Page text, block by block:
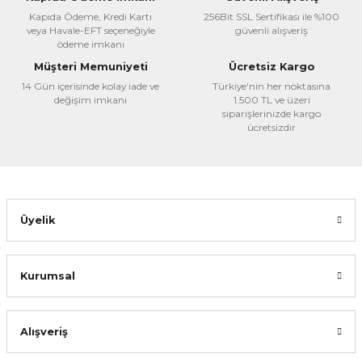
Ürün açıklamasında eksik bilgiler bulunuyor.
Ürün bilgilerinde hatalar bulunuyor.
Kapıda Ödeme, Kredi Kartı
veya Havale-EFT seçeneğiyle
ödeme imkanı
256Bit SSL Sertifikası ile %100
güvenli alışveriş
Müşteri Memuniyeti
14 Gün içerisinde kolay iade ve
değişim imkanı
Ücretsiz Kargo
Türkiye'nin her noktasına
1.500 TL ve üzeri
siparişlerinizde kargo
ücretsizdir
Üyelik
Kurumsal
Alışveriş